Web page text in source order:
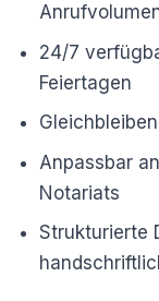
24/7
Feiertagen
Anpassbar
Notariats
Strukturierte